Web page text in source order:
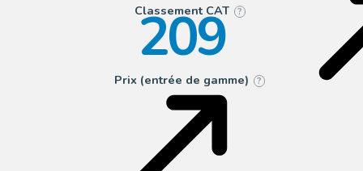
Classement CAT ?
209
Prix (entrée de gamme) ?